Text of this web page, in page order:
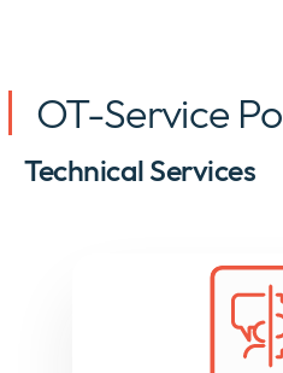
OT-Service
Technical Services